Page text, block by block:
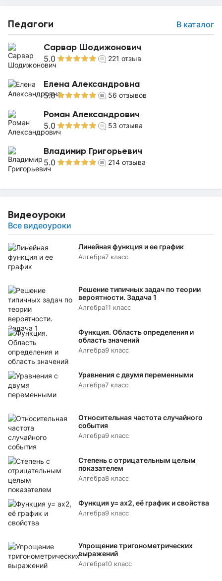
Педагоги В каталог
Сарвар Шодижонович
5.0 221 отзыв
Елена Александровна
5.0 56 отзывов
Роман Александрович
5.0 53 отзыва
Владимир Григорьевич
5.0 214 отзыва
Видеоуроки
Все видеоуроки
Линейная функция и ее график
Алгебра7 класс
Решение типичных задач по теории
вероятности. Задача 1
Алгебра11 класс
Функция. Область определения и
область значений
Алгебра9 класс
Уравнения с двумя переменными
Алгебра7 класс
Относительная частота случайного
события
Алгебра9 класс
Степень с отрицательным целым
показателем
Алгебра8 класс
Функция y= аx2, её график и свойства
Алгебра9 класс
Упрощение тригонометрических
выражений
Алгебра10 класс